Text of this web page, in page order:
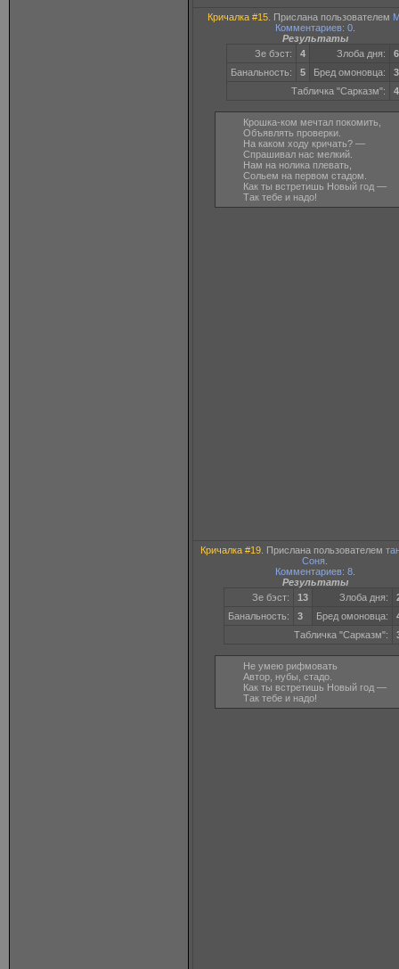
Кричалка #15 . Прислана пользователем
Комментариев: 0.
Результаты
Зе бэст:
4 Злоба дня:
6
Банальность:
5 Бред омоновца:
3
Табличка "Сарказм":
4
Крошка-ком мечтал покомить,
Объявлять проверки.
На каком ходу кричать? —
Спрашивал нас мелкий.
Нам на нолика плевать,
Сольем на первом стадом.
Как ты встретишь Новый год —
Так тебе и надо!
Кричалка #19. Прислана пользователем
Соня
Комментариев: 8.
Результаты
Зе бэст:
13 Злоба дня:
Банальность:
3 Бред омоновца:
Табличка "Сарказм":
Не умею рифмовать
Автор, нубы, стадо.
Как ты встретишь Новый год —
Так тебе и надо!